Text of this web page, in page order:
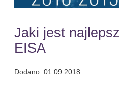
Oferta nju
Jaki jest
EISA
Dodano: 01.09.2018